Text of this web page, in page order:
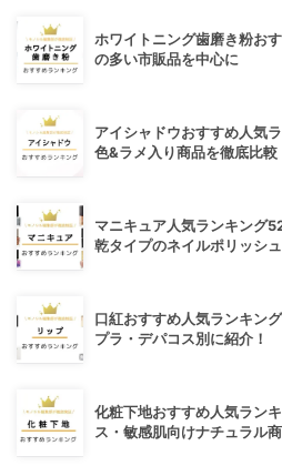
ホワイトニング歯磨き粉お
の多い市販品を中心に
アイシャドウおすすめ人気
色&ラメ入り商品を徹底比較
マニキュア人気ランキング
乾タイプのネイルポリッシュ
口紅おすすめ人気ランキン
プラ・デパコス別に紹介！
化粧下地おすすめ人気ラン
ス・敏感肌向けナチュラル